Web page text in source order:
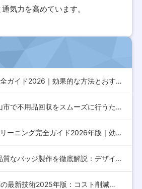
気力を高めています。
シーズニング対策完全ガイド2026｜効果的な方法とおすすめア…
2026年最新版：亀山市で不用品回収をスムーズに行うための完…
浦安市のエアコンクリーニング完全ガイド2026年版｜効果的な…
2026年最新版！高品質なバッジ製作を徹底解説：デザインから…
高品質なOPP袋印刷の最新技術2025年版：コスト削減とデザ…